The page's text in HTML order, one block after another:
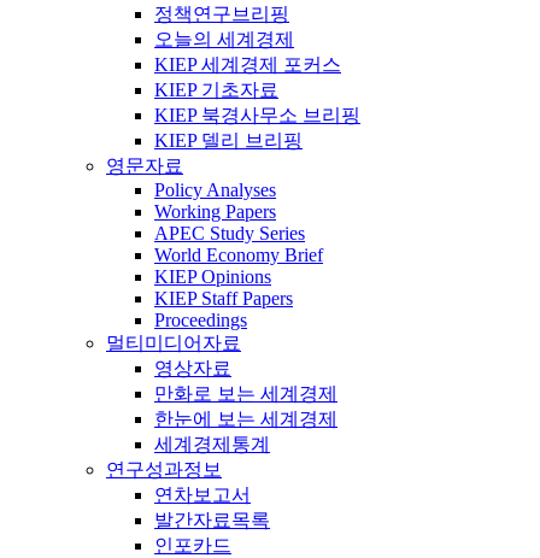
정책연구브리핑
오늘의 세계경제
KIEP 세계경제 포커스
KIEP 기초자료
KIEP 북경사무소 브리핑
KIEP 델리 브리핑
영문자료
Policy Analyses
Working Papers
APEC Study Series
World Economy Brief
KIEP Opinions
KIEP Staff Papers
Proceedings
멀티미디어자료
영상자료
만화로 보는 세계경제
한눈에 보는 세계경제
세계경제통계
연구성과정보
연차보고서
발간자료목록
인포카드